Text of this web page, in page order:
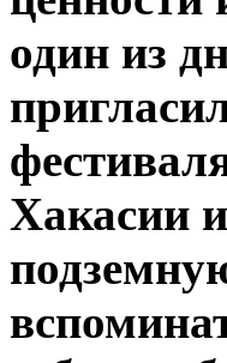
один из
Хакасии